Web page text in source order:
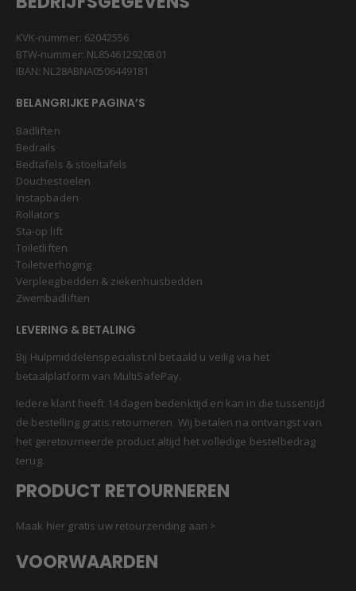
KVK-nummer: 62042556
BTW-nummer: NL854612920B01
IBAN: NL28ABNA0506449181
BELANGRIJKE PAGINA’S
Badliften
Bedrails
Bedtafels & stoeltafels
Douchestoelen
Instapbaden
Rollators
Sta-op lift
Toiletliften
Toiletverhoging
Verpleegbedden & ziekenhuisbedden
Zwembadliften
LEVERING & BETALING
Bij Hulpmiddelenspecialist.nl betaald u veilig via het
betaalplatform van MultiSafePay.
Iedere klant heeft 14 dagen bedenktijd en kan in die tussentijd
de bestelling gratis retourneren. Wij betalen na ontvangst van
het geretourneerde product altijd het volledige bestelbedrag
terug.
PRODUCT RETOURNEREN
Maak hier gratis uw retourzending aan >
VOORWAARDEN